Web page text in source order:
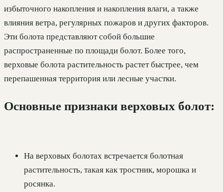
избыточного накопления и накопления влаги, а также
влияния ветра, регулярных пожаров и других факторов.
Эти болота представляют собой большие
распространенные по площади болот. Более того,
верховые болота растительность растет быстрее, чем
перепашенная территория или лесные участки.
Основные признаки верховых болот:
На верховых болотах встречается болотная
растительность, такая как тростник, морошка и
росянка.